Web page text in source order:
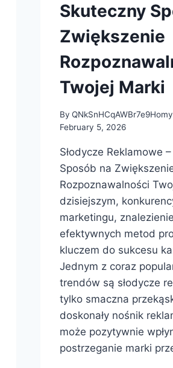
Skuteczny
Zwiększenie
Twojej Marki
By
February 5, 2026
Słodycze Reklamowe
Sposób na
Rozpoznawalności
dzisiejszym,
marketingu,
efektywnych metod
kluczem do sukcesu
Jednym z coraz
trendów są słodycze
tylko smaczna
doskonały nośnik
może pozytywnie
postrzeganie marki